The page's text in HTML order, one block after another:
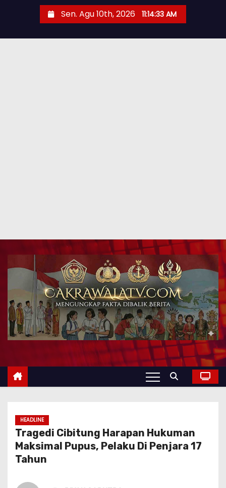
Sen. Agu 10th, 2026 11:14:34 AM
HEADLINE
Tragedi Cibitung Harapan Hukuman
Maksimal Pupus, Pelaku Di Penjara 17
Tahun